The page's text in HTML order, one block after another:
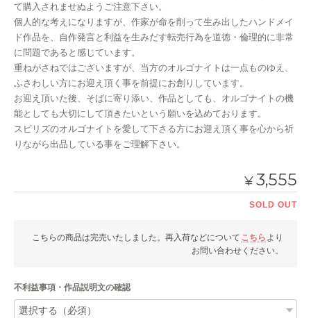
て購入されませぬようご注意下さい。
個人的な考えになりますが、作家が命を削って生み出したハンドメイ
ド作品を、自作発言と利益を生みだす転売行為を道徳・倫理的に非常
に問題であると感じています。
重ねがさねではございますが、当方のオルゴナイトは一点ものゆえ、
ふさわしい方にお迎え頂く事を前提にお創りしています。
お迎え頂いた後、そばに寄り添い、作品としても、オルゴナイトの機
能としても大切にして頂きたいという願いを込めております。
スピリズのオルゴナイトを愛して下さる方にお迎え頂く事を心から祈
りながら出品している事をご理解下さい。
¥3,555
SOLD OUT
こちらの商品は完売いたしました。再入荷などについて こちら より
お問い合わせください。
不利益事項・作品説明文の確認